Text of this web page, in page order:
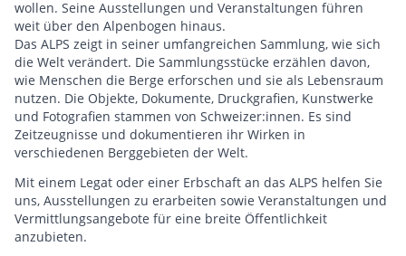
wollen. Seine Ausstellungen und Veranstaltungen führen
weit über den Alpenbogen hinaus.
Das ALPS zeigt in seiner umfangreichen Sammlung, wie sich
die Welt verändert. Die Sammlungsstücke erzählen davon,
wie Menschen die Berge erforschen und sie als Lebensraum
nutzen. Die Objekte, Dokumente, Druckgrafien, Kunstwerke
und Fotografien stammen von Schweizer:innen. Es sind
Zeitzeugnisse und dokumentieren ihr Wirken in
verschiedenen Berggebieten der Welt.
Mit einem Legat oder einer Erbschaft an das ALPS helfen Sie
uns, Ausstellungen zu erarbeiten sowie Veranstaltungen und
Vermittlungsangebote für eine breite Öffentlichkeit
anzubieten.